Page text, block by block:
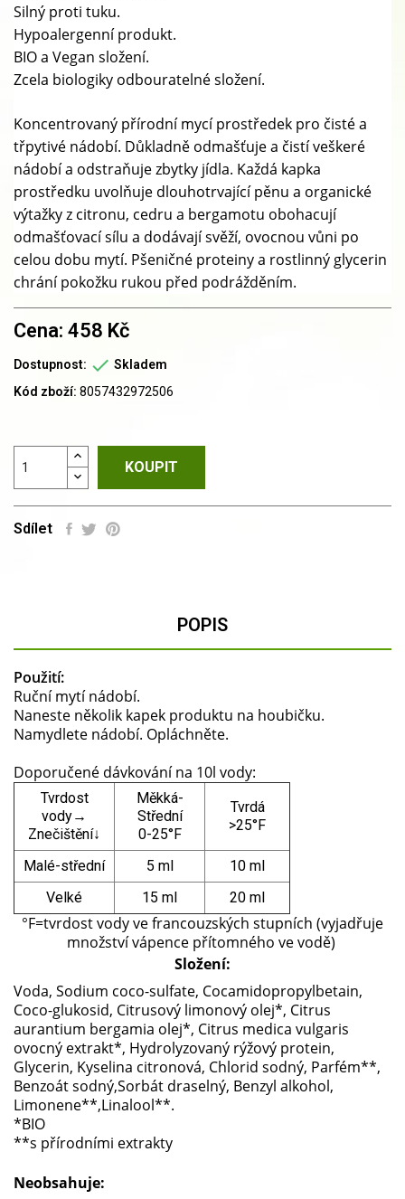
Silný proti tuku.
Hypoalergenní produkt.
BIO a Vegan složení.
Zcela biologiky odbouratelné složení.
Koncentrovaný přírodní mycí prostředek pro čisté a
třpytivé nádobí. Důkladně odmašťuje a čistí veškeré
nádobí a odstraňuje zbytky jídla. Každá kapka
prostředku uvolňuje dlouhotrvající pěnu a organické
výtažky z citronu, cedru a bergamotu obohacují
odmašťovací sílu a dodávají svěží, ovocnou vůni po
celou dobu mytí. Pšeničné proteiny a rostlinný glycerin
chrání pokožku rukou před podrážděním.
Cena: 458 Kč
Dostupnost:  Skladem
Kód zboží: 8057432972506
KOUPIT
Sdílet
POPIS
Použití:
Ruční mytí nádobí.
Naneste několik kapek produktu na houbičku.
Namydlete nádobí. Opláchněte.
Doporučené dávkování na 10l vody:
Tvrdost
vody→
Znečištění↓
Měkká-
Střední
0-25°F
Tvrdá
>25°F
Malé-střední 5 ml
10 ml
Velké
15 ml 20 ml
°F=tvrdost vody ve francouzských stupních (vyjadřuje
množství vápence přítomného ve vodě)
Složení:
Voda, Sodium coco-sulfate, Cocamidopropylbetain,
Coco-glukosid, Citrusový limonový olej*, Citrus
aurantium bergamia olej*, Citrus medica vulgaris
ovocný extrakt*, Hydrolyzovaný rýžový protein,
Glycerin, Kyselina citronová, Chlorid sodný, Parfém**,
Benzoát sodný,Sorbát draselný, Benzyl alkohol,
Limonene**,Linalool**.
*BIO
**s přírodními extrakty
Neobsahuje: